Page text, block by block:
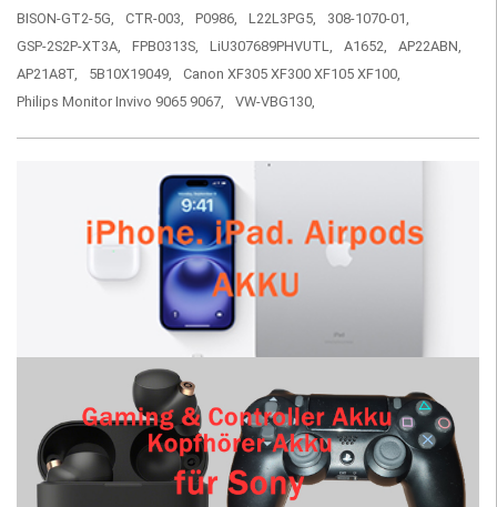
BISON-GT2-5G,
CTR-003, P0986, L22L3PG5,
308-1070-01,
GSP-2S2P-XT3A,
FPB0313S, LiU307689PHVUTL, A1652,
AP22ABN,
AP21A8T,
5B10X19049,
Canon XF305 XF300 XF105 XF100,
Philips Monitor Invivo 9065 9067,
VW-VBG130,